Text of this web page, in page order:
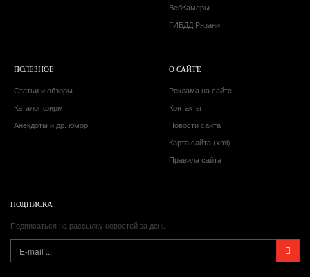
ВебКамеры
ГИБДД Рязани
ПОЛЕЗНОЕ
Статьи и обзоры
Каталог фирм
Анекдоты и др. юмор
О САЙТЕ
Реклама на сайте
Контакты
Новости сайта
Карта сайта (xml)
Правила сайта
ПОДПИСКА
Подписаться на рассылку новостей за день